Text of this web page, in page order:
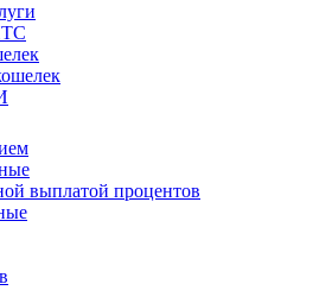
выплатой процентов